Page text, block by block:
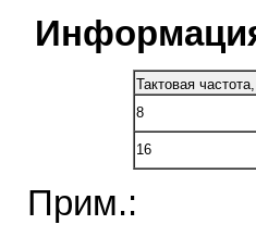
Тактовая
8
16
Прим.: